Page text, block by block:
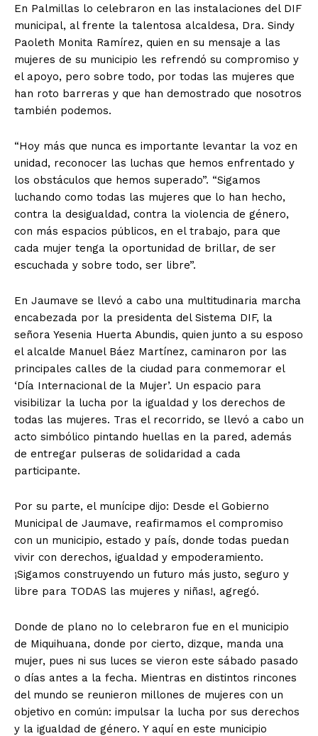
En Palmillas lo celebraron en las instalaciones del DIF
municipal, al frente la talentosa alcaldesa, Dra. Sindy
Paoleth Monita Ramírez, quien en su mensaje a las
mujeres de su municipio les refrendó su compromiso y
el apoyo, pero sobre todo, por todas las mujeres que
han roto barreras y que han demostrado que nosotros
también podemos.
“Hoy más que nunca es importante levantar la voz en
unidad, reconocer las luchas que hemos enfrentado y
los obstáculos que hemos superado”. “Sigamos
luchando como todas las mujeres que lo han hecho,
contra la desigualdad, contra la violencia de género,
con más espacios públicos, en el trabajo, para que
cada mujer tenga la oportunidad de brillar, de ser
escuchada y sobre todo, ser libre”.
En Jaumave se llevó a cabo una multitudinaria marcha
encabezada por la presidenta del Sistema DIF, la
señora Yesenia Huerta Abundis, quien junto a su esposo
el alcalde Manuel Báez Martínez, caminaron por las
principales calles de la ciudad para conmemorar el
‘Día Internacional de la Mujer’. Un espacio para
visibilizar la lucha por la igualdad y los derechos de
todas las mujeres. Tras el recorrido, se llevó a cabo un
acto simbólico pintando huellas en la pared, además
de entregar pulseras de solidaridad a cada
participante.
Por su parte, el munícipe dijo: Desde el Gobierno
Municipal de Jaumave, reafirmamos el compromiso
con un municipio, estado y país, donde todas puedan
vivir con derechos, igualdad y empoderamiento.
¡Sigamos construyendo un futuro más justo, seguro y
libre para TODAS las mujeres y niñas!, agregó.
Donde de plano no lo celebraron fue en el municipio
de Miquihuana, donde por cierto, dizque, manda una
mujer, pues ni sus luces se vieron este sábado pasado
o días antes a la fecha. Mientras en distintos rincones
del mundo se reunieron millones de mujeres con un
objetivo en común: impulsar la lucha por sus derechos
y la igualdad de género. Y aquí en este municipio